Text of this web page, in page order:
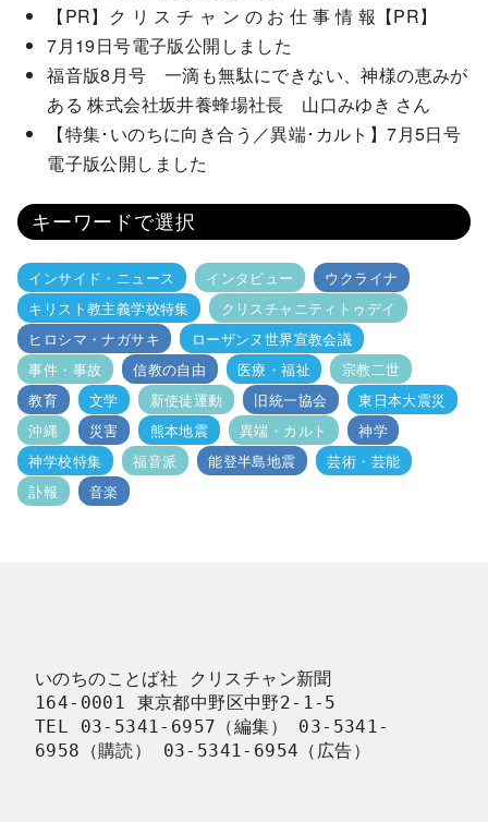
【PR】ク リ ス チ ャ ン の お 仕 事 情 報【PR】
7月19日号電子版公開しました
福音版8月号 一滴も無駄にできない、神様の恵みが
ある 株式会社坂井養蜂場社長 山口みゆき さん
【特集･いのちに向き合う／異端･カルト】7月5日号
電子版公開しました
キーワードで選択
インサイド・ニュース インタビュー
ウクライナ
キリスト教主義学校特集
クリスチャニティトゥデイ
ヒロシマ・ナガサキ
ローザンヌ世界宣教会議
事件・事故
信教の自由 医療・福祉
宗教二世
教育
文学 新使徒運動 旧統一協会
東日本大震災
沖縄
災害 熊本地震 異端・カルト
神学
神学校特集
福音派 能登半島地震
芸術・芸能
訃報
音楽
いのちのことば社 クリスチャン新聞
164-0001 東京都中野区中野2-1-5
TEL 03-5341-6957（編集） 03-5341-
6958（購読） 03-5341-6954（広告）